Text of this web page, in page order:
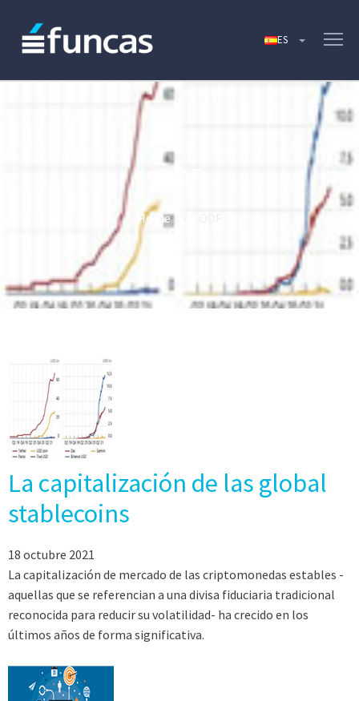
Home
La capitalización de las global
stablecoins
18 octubre 2021
La capitalización de mercado de las criptomonedas estables -
aquellas que se referencian a una divisa fiduciaria tradicional
reconocida para reducir su volatilidad- ha crecido en los
últimos años de forma significativa.